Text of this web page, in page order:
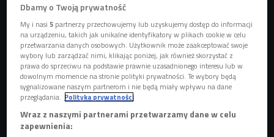
 04'08 
O konkursie Młody Innowator opowiadają jego laureaci
(Stacja Nauka/Czwórka)
Dbamy o Twoją prywatność
My i nasi5 partnerzy przechowujemy lub uzyskujemy dostęp do informacji
na urządzeniu, takich jak unikalne identyfikatory w plikach cookie w celu
przetwarzania danych osobowych. Użytkownik może zaakceptować swoje
wybory lub zarządzać nimi, klikając poniżej, jak również skorzystać z
prawa do sprzeciwu na podstawie prawnie uzasadnionego interesu lub w
dowolnym momencie na stronie polityki prywatności. Te wybory będą
sygnalizowane naszym partnerom i nie będą miały wpływu na dane
przeglądania. Polityka prywatności
Wraz z naszymi partnerami przetwarzamy dane w celu
zapewnienia: